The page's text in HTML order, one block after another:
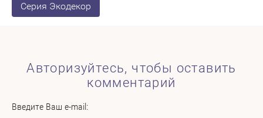
Серия Экодекор
Авторизуйтесь, чтобы оставить
комментарий
Введите Ваш e-mail: